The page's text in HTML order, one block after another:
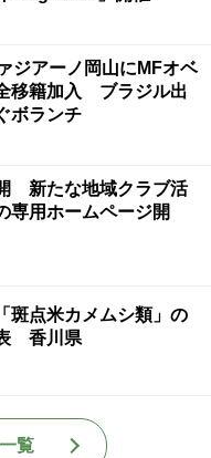
ジアーノ岡山にMFオベ
移籍加入 ブラジル出
ボランチ
新たな地域クラブ活
専用ホームページ開
斑点米カメムシ類」の
香川県
覧